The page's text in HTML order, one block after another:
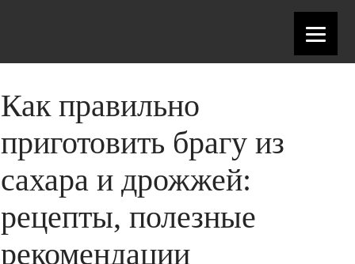
Как правильно
приготовить брагу из
сахара и дрожжей:
рецепты, полезные
рекомендации